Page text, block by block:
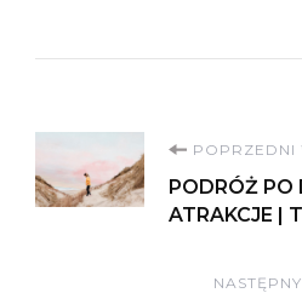
Nawigacja
wpisu
POPRZEDNI
PODRÓŻ PO
ATRAKCJE |